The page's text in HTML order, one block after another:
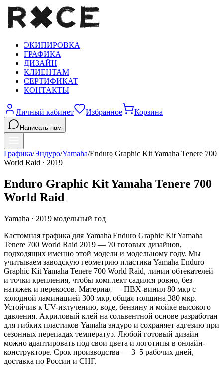
ЭКИПИРОВКА
ГРАФИКА
ДИЗАЙН
КЛИЕНТАМ
СЕРТИФИКАТ
КОНТАКТЫ
Личный кабинет Избранное Корзина
Написать нам
Графика/Эндуро/Yamaha/Enduro Graphic Kit Yamaha Tenere 700
World Raid · 2019
Enduro Graphic Kit Yamaha Tenere 700
World Raid
Yamaha · 2019 модельный год
Кастомная графика для Yamaha Enduro Graphic Kit Yamaha
Tenere 700 World Raid 2019 — 70 готовых дизайнов,
подходящих именно этой модели и модельному году. Мы
учитываем заводскую геометрию пластика Yamaha Enduro
Graphic Kit Yamaha Tenere 700 World Raid, линии обтекателей
и точки крепления, чтобы комплект садился ровно, без
натяжек и перекосов. Материал — ПВХ-винил 80 мкр с
холодной ламинацией 300 мкр, общая толщина 380 мкр.
Устойчив к UV-излучению, воде, бензину и мойке высокого
давления. Акриловый клей на сольвентной основе разработан
для гибких пластиков Yamaha эндуро и сохраняет адгезию при
сезонных перепадах температур. Любой готовый дизайн
можно адаптировать под свои цвета и логотипы в онлайн-
конструкторе. Срок производства — 3–5 рабочих дней,
доставка по России и СНГ.